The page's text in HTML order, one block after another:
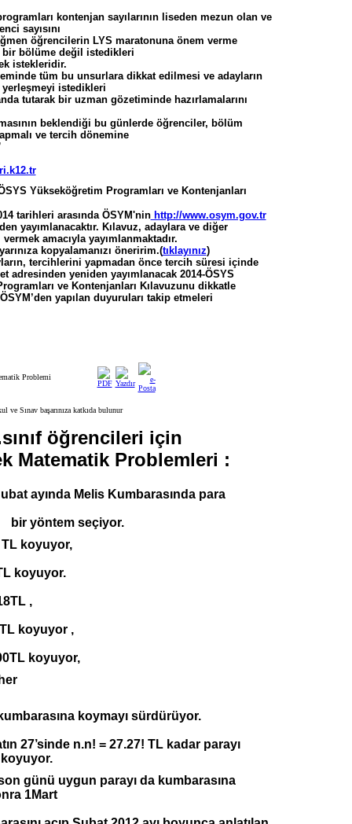
kontenjan sayılarının liseden mezun olan ve
sayısını
öğrencilerin LYS maratonuna önem verme
bölüme değil istedikleri
istekleridir.
tüm bu unsurlara dikkat edilmesi ve adayların
istedikleri
tutarak bir uzman gözetiminde hazırlamalarını
beklendiği bu günlerde öğrenciler, bölüm
ve tercih dönemine
Yükseköğretim Programları ve Kontenjanları
tarihleri arasında ÖSYM'ninhttp://www.osym.gov.tr
yayımlanacaktır. Kılavuz, adaylara ve diğer
amacıyla yayımlanmaktadır.
kopyalamanızı öneririm.(tıklayınız)
tercihlerini yapmadan önce tercih süresi içinde
adresinden yeniden yayımlanacak 2014-ÖSYS
ve Kontenjanları Kılavuzunu dikkatle
yapılan duyuruları takip etmeleri
Problemi
öğrencileri için
Matematik Problemleri :
ayında Melis Kumbarasında para
yöntem seçiyor.
koyuyor,
koyuyor.
,
koyuyor ,
koyuyor,
koymayı sürdürüyor.
27’sinde n.n! = 27.27! TL kadar parayı
günü uygun parayı da kumbarasına
1Mart